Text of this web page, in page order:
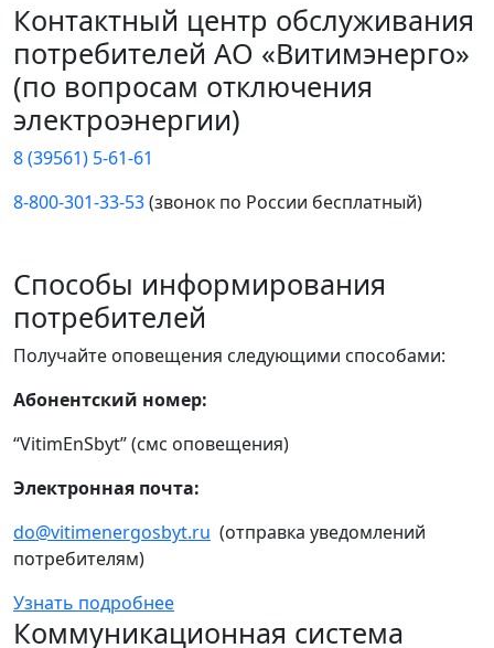
Контактный центр обслуживания
потребителей АО «Витимэнерго»
(по вопросам отключения
электроэнергии)
8 (39561) 5-61-61
8-800-301-33-53(звонок по России бесплатный)
Способы информирования
потребителей
Получайте оповещения следующими способами:
Абонентский номер:
“VitimEnSbyt” (смс оповещения)
Электронная почта:
do@vitimenergosbyt.ru (отправка уведомлений
потребителям)
Узнать подробнее
Коммуникационная система